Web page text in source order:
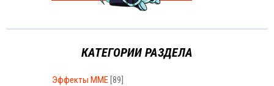
КАТЕГОРИИ РАЗДЕЛА
Эффекты MME [89]